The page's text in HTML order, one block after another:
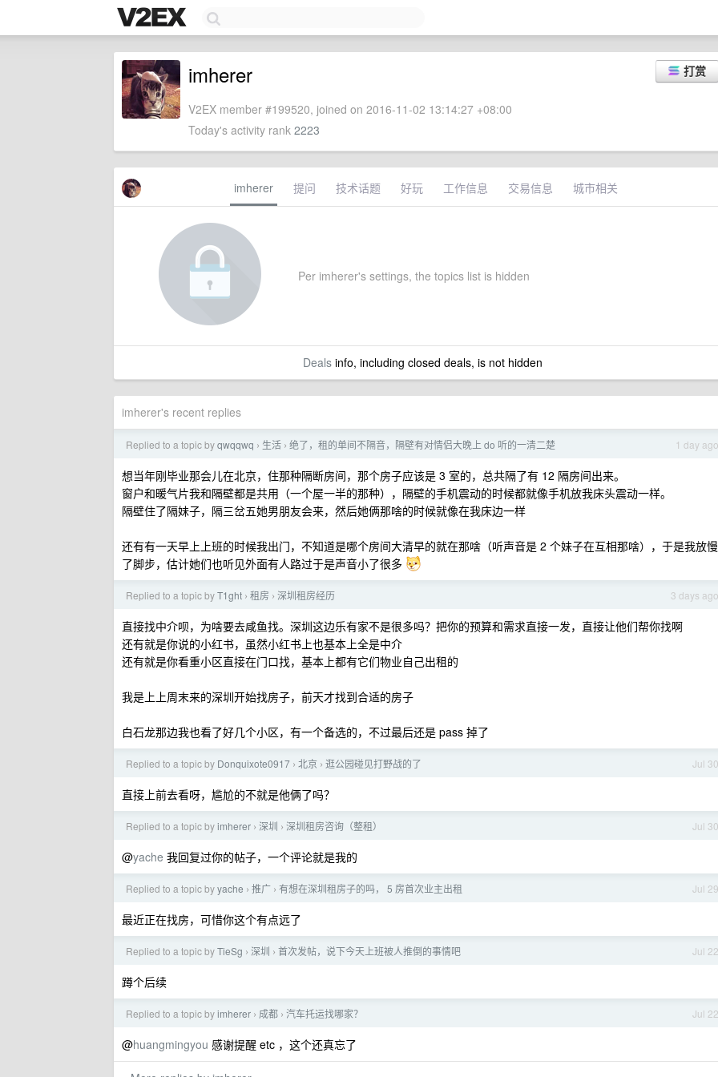
打赏
imherer
V2EX member #199520, joined on 2016-11-02 13:14:27 +08:00
Today's activity rank 2223
imherer 提问 技术话题 好玩 工作信息 交易信息 城市相关
Per imherer's settings, the topics list is hidden
Dealsinfo, including closed deals, is not hidden
imherer's recent replies
1 day ago
Replied to a topic byqwqqwq › 生活 › 绝了，租的单间不隔音，隔壁有对情侣大晚上 do 听的一清二楚
想当年刚毕业那会儿在北京，住那种隔断房间，那个房子应该是 3 室的，总共隔了有 12 隔房间出来。
窗户和暖气片我和隔壁都是共用（一个屋一半的那种），隔壁的手机震动的时候都就像手机放我床头震动一样。
隔壁住了隔妹子，隔三岔五她男朋友会来，然后她俩那啥的时候就像在我床边一样
还有有一天早上上班的时候我出门，不知道是哪个房间大清早的就在那啥（听声音是 2 个妹子在互相那啥），于是我放慢
了脚步，估计她们也听见外面有人路过于是声音小了很多
3 days ago
Replied to a topic byT1ght › 租房 › 深圳租房经历
直接找中介呗，为啥要去咸鱼找。深圳这边乐有家不是很多吗？把你的预算和需求直接一发，直接让他们帮你找啊
还有就是你说的小红书，虽然小红书上也基本上全是中介
还有就是你看重小区直接在门口找，基本上都有它们物业自己出租的
我是上上周末来的深圳开始找房子，前天才找到合适的房子
白石龙那边我也看了好几个小区，有一个备选的，不过最后还是 pass 掉了
Jul 30
Replied to a topic by Donquixote0917 › 北京 › 逛公园碰见打野战的了
直接上前去看呀，尴尬的不就是他俩了吗？
Jul 30
Replied to a topic byimherer › 深圳 › 深圳租房咨询（整租）
@yache 我回复过你的帖子，一个评论就是我的
Jul 29
Replied to a topic byyache › 推广 › 有想在深圳租房子的吗， 5 房首次业主出租
最近正在找房，可惜你这个有点远了
Jul 22
Replied to a topic byTieSg › 深圳 › 首次发帖，说下今天上班被人推倒的事情吧
蹲个后续
Jul 22
Replied to a topic byimherer › 成都 › 汽车托运找哪家？
@huangmingyou 感谢提醒 etc ，这个还真忘了